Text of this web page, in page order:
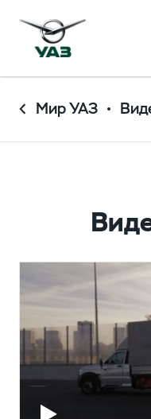
Мир УАЗ